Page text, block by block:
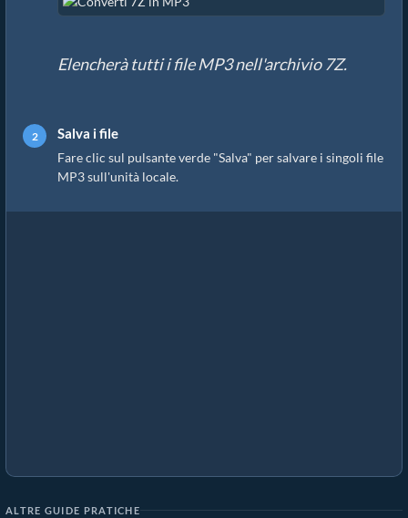
Elencherà tutti i file MP3 nell'archivio 7Z.
Salva i file
Fare clic sul pulsante verde "Salva" per salvare i singoli file
MP3 sull'unità locale.
ALTRE GUIDE PRATICHE